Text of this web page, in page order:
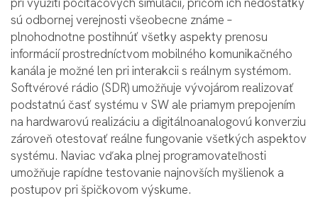
sú odbornej verejnosti všeobecne známe –
plnohodnotne postihnúť všetky aspekty prenosu
informácií prostredníctvom mobilného komunikačného
kanála je možné len pri interakcii s reálnym systémom.
Softvérové rádio (SDR) umožňuje vývojárom realizovať
podstatnú časť systému v SW ale priamym prepojením
na hardwarovú realizáciu a digitálno­analogovú konverziu
zároveň otestovať reálne fungovanie všetkých aspektov
systému. Naviac vďaka plnej programovateľnosti
umožňuje rapídne testovanie najnovších myšlienok a
postupov pri špičkovom výskume.